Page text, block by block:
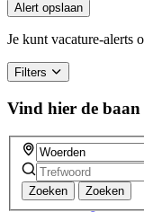
Alert opslaan
Je kunt vacature-alerts
Filters
Vind hier de
Zoeken Zoeken